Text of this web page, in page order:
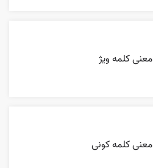
معنی کلمه ویژ
معنی کلمه کونی